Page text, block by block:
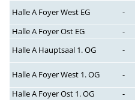
Halle A Foyer West EG -
Halle A Foyer Ost EG -
Halle A Hauptsaal 1. OG -
Halle A Foyer West 1. OG -
Halle A Foyer Ost 1. OG -